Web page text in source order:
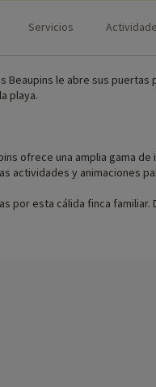
Servicios
le abre sus
playa.
ofrece una amplia gama
actividades y animaciones
por esta cálida finca
disponibles in situ (fecha
piscina cubierta y
de un chapuzón en la
ellas una pista
Por último, para las